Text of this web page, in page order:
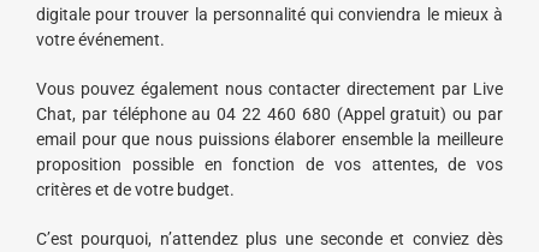
digitale pour trouver la personnalité qui conviendra le mieux à
votre événement.
Vous pouvez également nous contacter directement par Live
Chat, par téléphone au 04 22 460 680 (Appel gratuit) ou par
email pour que nous puissions élaborer ensemble la meilleure
proposition possible en fonction de vos attentes, de vos
critères et de votre budget.
C’est pourquoi, n’attendez plus une seconde et conviez dès